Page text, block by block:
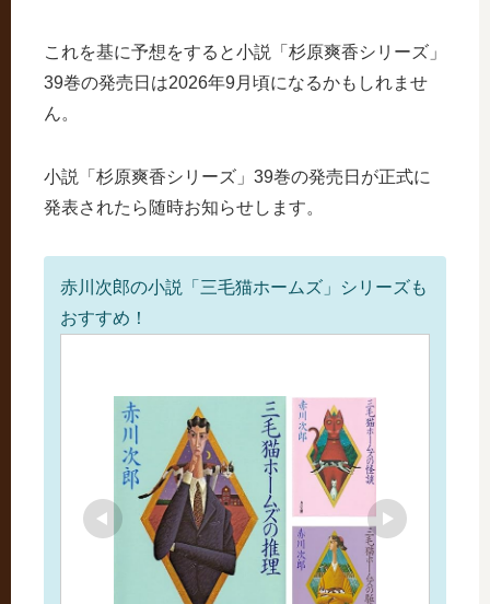
これを基に予想をすると小説「杉原爽香シリーズ」
39巻の発売日は2026年9月頃になるかもしれませ
ん。
小説「杉原爽香シリーズ」39巻の発売日が正式に
発表されたら随時お知らせします。
赤川次郎の小説「三毛猫ホームズ」シリーズも
おすすめ！